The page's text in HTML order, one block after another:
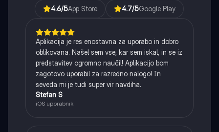
4.6/5App Store 4.7/5Google Play
Aplikacija je res enostavna za uporabo in dobro
oblikovana. Našel sem vse, kar sem iskal, in se iz
predstavitev ogromno naučil! Aplikacijo bom
zagotovo uporabil za razredno nalogo! In
seveda mi je tudi super vir navdiha.
Stefan S
iOS uporabnik